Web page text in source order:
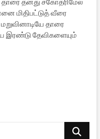
மிதிபட்டுத் வீரை
தாரை
இரண்டு தேவிகளையும்
Search